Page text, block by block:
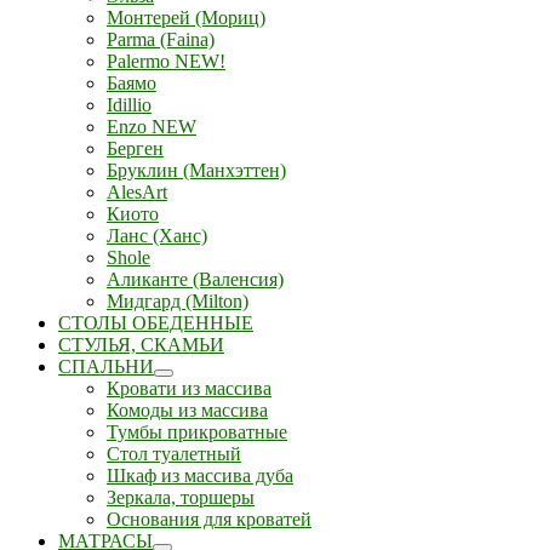
Монтерей (Мориц)
Parma (Faina)
Palermo NEW!
Баямо
Idillio
Enzo NEW
Берген
Бруклин (Манхэттен)
AlesArt
Киото
Ланс (Ханс)
Shole
Аликанте (Валенсия)
Мидгард (Milton)
СТОЛЫ ОБЕДЕННЫЕ
СТУЛЬЯ, СКАМЬИ
СПАЛЬНИ
Кровати из массива
Комоды из массива
Тумбы прикроватные
Стол туалетный
Шкаф из массива дуба
Зеркала, торшеры
Основания для кроватей
МАТРАСЫ